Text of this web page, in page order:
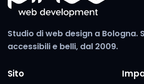
Studio di web design a Bologna.
accessibili e belli, dal 2009.
Sito